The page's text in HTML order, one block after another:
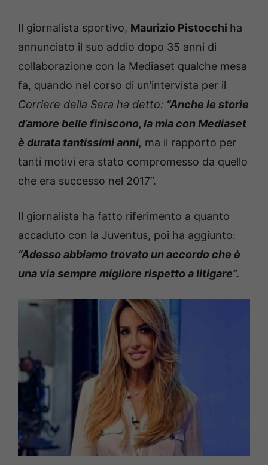
Il giornalista sportivo, Maurizio Pistocchi ha
annunciato il suo addio dopo 35 anni di
collaborazione con la Mediaset qualche mesa
fa, quando nel corso di un’intervista per il
Corriere della Sera ha detto: “Anche le storie
d’amore belle finiscono, la mia con Mediaset
è durata tantissimi anni, ma il rapporto per
tanti motivi era stato compromesso da quello
che era successo nel 2017”.
Il giornalista ha fatto riferimento a quanto
accaduto con la Juventus, poi ha aggiunto:
“Adesso abbiamo trovato un accordo che è
una via sempre migliore rispetto a litigare”.